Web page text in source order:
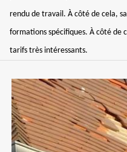
rendu de travail. À côté de cela,
formations spécifiques. À côté de
tarifs très intéressants.